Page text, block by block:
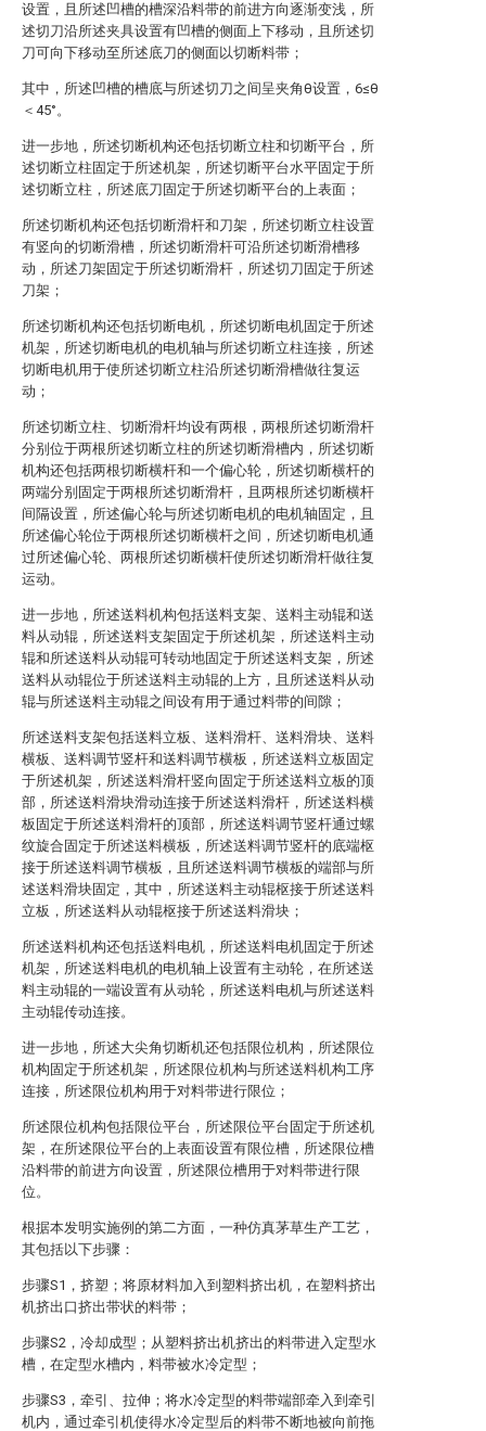
设置，且所述凹槽的槽深沿料带的前进方向逐渐变浅，所
述切刀沿所述夹具设置有凹槽的侧面上下移动，且所述切
刀可向下移动至所述底刀的侧面以切断料带；
其中，所述凹槽的槽底与所述切刀之间呈夹角θ设置，6≤θ
＜45°。
进一步地，所述切断机构还包括切断立柱和切断平台，所
述切断立柱固定于所述机架，所述切断平台水平固定于所
述切断立柱，所述底刀固定于所述切断平台的上表面；
所述切断机构还包括切断滑杆和刀架，所述切断立柱设置
有竖向的切断滑槽，所述切断滑杆可沿所述切断滑槽移
动，所述刀架固定于所述切断滑杆，所述切刀固定于所述
刀架；
所述切断机构还包括切断电机，所述切断电机固定于所述
机架，所述切断电机的电机轴与所述切断立柱连接，所述
切断电机用于使所述切断立柱沿所述切断滑槽做往复运
动；
所述切断立柱、切断滑杆均设有两根，两根所述切断滑杆
分别位于两根所述切断立柱的所述切断滑槽内，所述切断
机构还包括两根切断横杆和一个偏心轮，所述切断横杆的
两端分别固定于两根所述切断滑杆，且两根所述切断横杆
间隔设置，所述偏心轮与所述切断电机的电机轴固定，且
所述偏心轮位于两根所述切断横杆之间，所述切断电机通
过所述偏心轮、两根所述切断横杆使所述切断滑杆做往复
运动。
进一步地，所述送料机构包括送料支架、送料主动辊和送
料从动辊，所述送料支架固定于所述机架，所述送料主动
辊和所述送料从动辊可转动地固定于所述送料支架，所述
送料从动辊位于所述送料主动辊的上方，且所述送料从动
辊与所述送料主动辊之间设有用于通过料带的间隙；
所述送料支架包括送料立板、送料滑杆、送料滑块、送料
横板、送料调节竖杆和送料调节横板，所述送料立板固定
于所述机架，所述送料滑杆竖向固定于所述送料立板的顶
部，所述送料滑块滑动连接于所述送料滑杆，所述送料横
板固定于所述送料滑杆的顶部，所述送料调节竖杆通过螺
纹旋合固定于所述送料横板，所述送料调节竖杆的底端枢
接于所述送料调节横板，且所述送料调节横板的端部与所
述送料滑块固定，其中，所述送料主动辊枢接于所述送料
立板，所述送料从动辊枢接于所述送料滑块；
所述送料机构还包括送料电机，所述送料电机固定于所述
机架，所述送料电机的电机轴上设置有主动轮，在所述送
料主动辊的一端设置有从动轮，所述送料电机与所述送料
主动辊传动连接。
进一步地，所述大尖角切断机还包括限位机构，所述限位
机构固定于所述机架，所述限位机构与所述送料机构工序
连接，所述限位机构用于对料带进行限位；
所述限位机构包括限位平台，所述限位平台固定于所述机
架，在所述限位平台的上表面设置有限位槽，所述限位槽
沿料带的前进方向设置，所述限位槽用于对料带进行限
位。
根据本发明实施例的第二方面，一种仿真茅草生产工艺，
其包括以下步骤：
步骤S1，挤塑；将原材料加入到塑料挤出机，在塑料挤出
机挤出口挤出带状的料带；
步骤S2，冷却成型；从塑料挤出机挤出的料带进入定型水
槽，在定型水槽内，料带被水冷定型；
步骤S3，牵引、拉伸；将水冷定型的料带端部牵入到牵引
机内，通过牵引机使得水冷定型后的料带不断地被向前拖